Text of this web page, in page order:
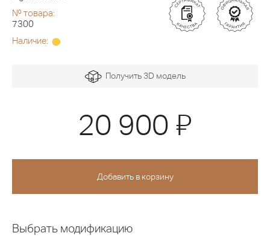
№ товара:
7300
Наличие:
Получить 3D модель
20 900 Я
Выбрать модификацию